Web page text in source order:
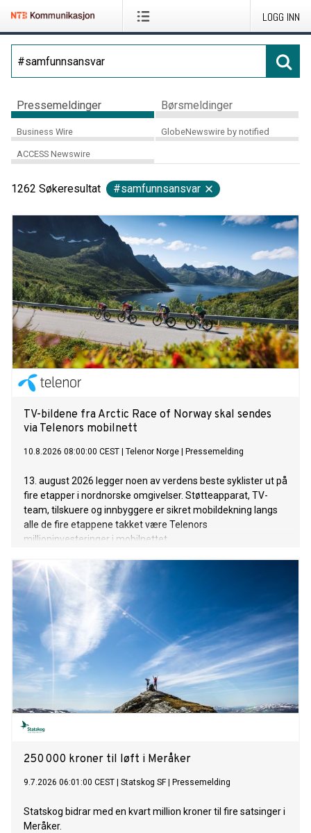
LOGG INN
Pressemeldinger Børsmeldinger
Business Wire GlobeNewswire by notified
ACCESS Newswire
1262 Søkeresultat #samfunnsansvar
TV-bildene fra Arctic Race of Norway skal sendes
via Telenors mobilnett
10.8.2026 08:00:00 CEST Telenor Norge Pressemelding
13. august 2026 legger noen av verdens beste syklister ut på
fire etapper i nordnorske omgivelser. Støtteapparat, TV-
team, tilskuere og innbyggere er sikret mobildekning langs
alle de fire etappene takket være Telenors
millioninvesteringer i mobilnettet.
250 000 kroner til løft i Meråker
9.7.2026 06:01:00 CEST Statskog SF| Pressemelding
Statskog bidrar med en kvart million kroner til fire satsinger i
Meråker.